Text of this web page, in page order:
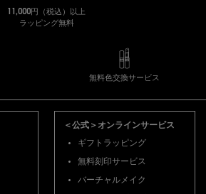
11,000円（税込）以上
ラッピング無料
無料色交換サービス
＜公式＞オンラインサービス
ギフトラッピング
無料刻印サービス
バーチャルメイク